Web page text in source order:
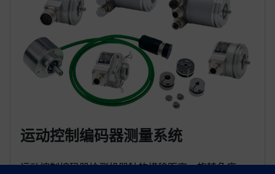
运动控制编码器测量系统
运动控制编码器检测机器轴的横移距离、旋转角度、